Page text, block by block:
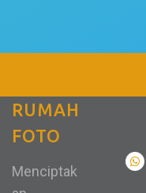
RUMAH
FOTO
Menciptak